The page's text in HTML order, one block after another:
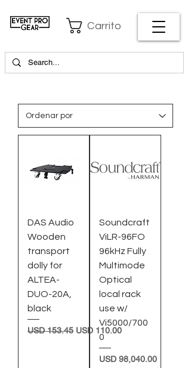
Carrito
DAS Audio
Wooden
transport
dolly for
ALTEA-
DUO-20A,
black
Precio
USD 153.45 Precio de oferta
USD 110.00
Soundcraft
ViLR-96FO
96kHz Fully
Multimode
Optical
local rack
use w/
Vi5000/700
0
Precio
USD 98,040.00